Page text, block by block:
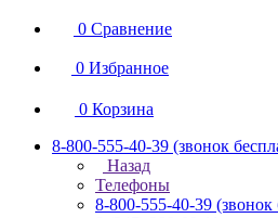
0 Сравнение
0 Избранное
0 Корзина
8-800-555-40-39 (звонок
Назад
Телефоны
8-800-555-40-39 (звонок